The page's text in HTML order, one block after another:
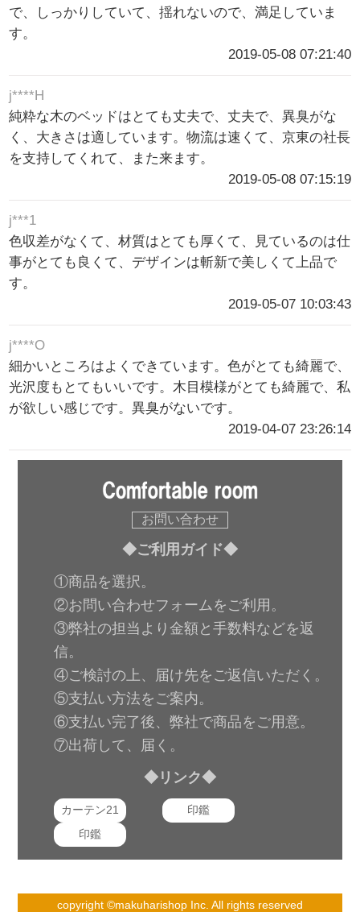
で、しっかりしていて、揺れないので、満足していま
す。
2019-05-08 07:21:40
j****H
純粋な木のベッドはとても丈夫で、丈夫で、異臭がな
く、大きさは適しています。物流は速くて、京東の社長
を支持してくれて、また来ます。
2019-05-08 07:15:19
j***1
色収差がなくて、材質はとても厚くて、見ているのは仕
事がとても良くて、デザインは斬新で美しくて上品で
す。
2019-05-07 10:03:43
j****O
細かいところはよくできています。色がとても綺麗で、
光沢度もとてもいいです。木目模様がとても綺麗で、私
が欲しい感じです。異臭がないです。
2019-04-07 23:26:14
お問い合わせ
◆ご利用ガイド◆
①商品を選択。
②お問い合わせフォームをご利用。
③弊社の担当より金額と手数料などを返
信。
④ご検討の上、届け先をご返信いただく。
⑤支払い方法をご案内。
⑥支払い完了後、弊社で商品をご用意。
⑦出荷して、届く。
◆リンク◆
カーテン21
印鑑
印鑑
copyright ©makuharishop Inc. All rights reserved